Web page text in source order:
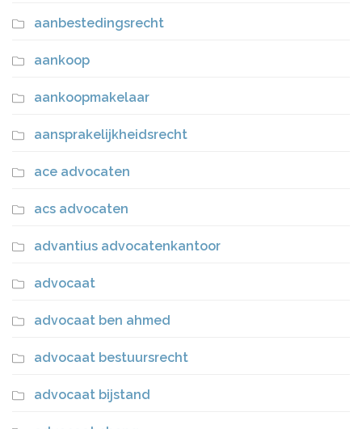
aanbestedingsrecht
aankoop
aankoopmakelaar
aansprakelijkheidsrecht
ace advocaten
acs advocaten
advantius advocatenkantoor
advocaat
advocaat ben ahmed
advocaat bestuursrecht
advocaat bijstand